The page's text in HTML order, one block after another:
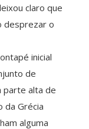
claro que
desprezar o
inicial
de
parte alta de
da Grécia
alguma